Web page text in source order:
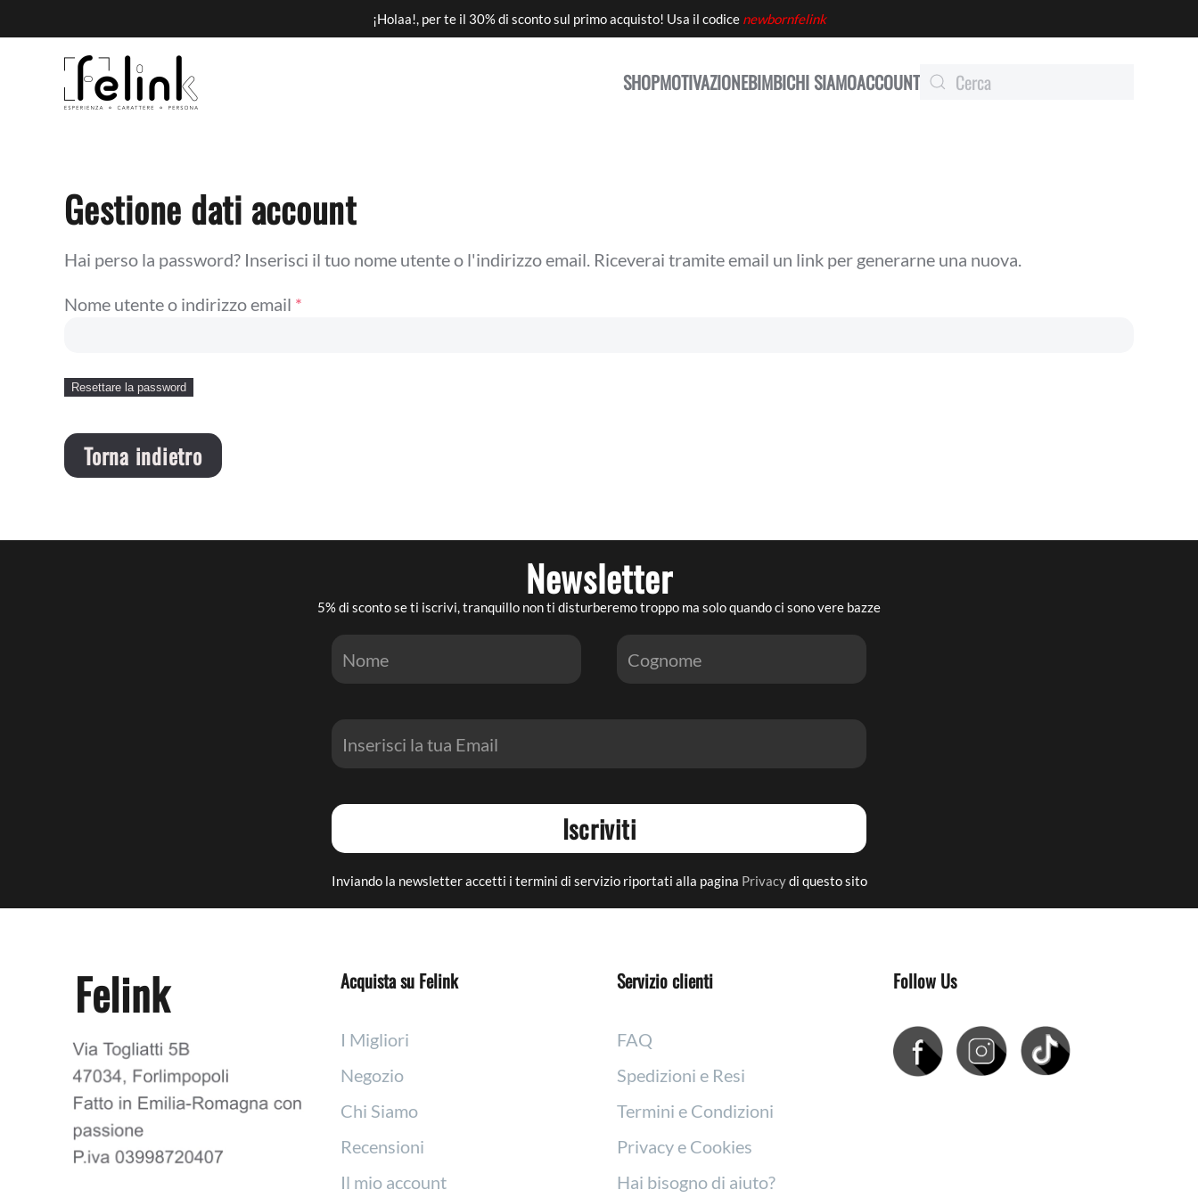
¡Holaa!, per te il 30% di sconto sul primo acquisto! Usa il codice newbornfelink
SHOPMOTIVAZIONEBIMBICHI SIAMOACCOUNT
Gestione dati account
Hai perso la password? Inserisci il tuo nome utente o l'indirizzo email. Riceverai tramite email un link per generarne una nuova.
Nome utente o indirizzo email *
Resettare la password
Torna indietro
Newsletter
5% di sconto se ti iscrivi, tranquillo non ti disturberemo troppo ma solo quando ci sono vere bazze
Iscriviti
Inviando la newsletter accetti i termini di servizio riportati alla pagina Privacydi questo sito
Felink Acquista su Felink
I Migliori
Negozio
Chi Siamo
Recensioni
Il mio account
Servizio clienti
FAQ
Spedizioni e Resi
Termini e Condizioni
Privacy e Cookies
Hai bisogno di aiuto?
Follow Us